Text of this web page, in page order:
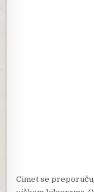
Cimet se